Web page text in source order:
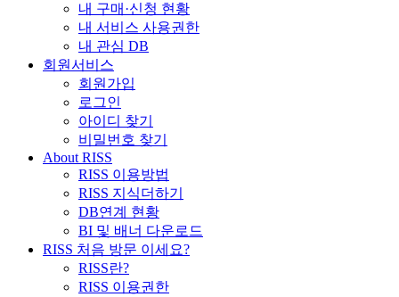
내 구매·신청 현황
내 서비스 사용권한
내 관심 DB
회원서비스
회원가입
로그인
아이디 찾기
비밀번호 찾기
About RISS
RISS 이용방법
RISS 지식더하기
DB연계 현황
BI 및 배너 다운로드
RISS 처음 방문 이세요?
RISS란?
RISS 이용권한